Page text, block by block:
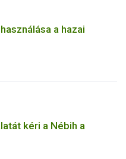
a hazai
kéri a Nébih a